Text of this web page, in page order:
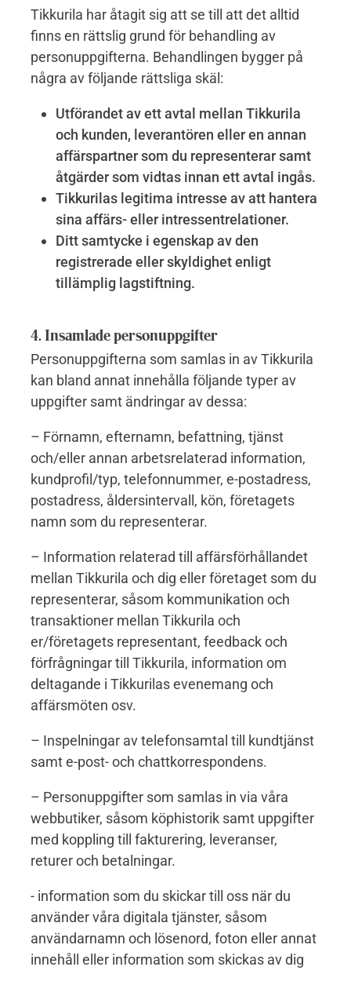
Tikkurila har åtagit sig att se till att det alltid
finns en rättslig grund för behandling av
personuppgifterna. Behandlingen bygger på
några av följande rättsliga skäl:
Utförandet av ett avtal mellan Tikkurila
och kunden, leverantören eller en annan
affärspartner som du representerar samt
åtgärder som vidtas innan ett avtal ingås.
Tikkurilas legitima intresse av att hantera
sina affärs- eller intressentrelationer.
Ditt samtycke i egenskap av den
registrerade eller skyldighet enligt
tillämplig lagstiftning.
4. Insamlade personuppgifter
Personuppgifterna som samlas in av Tikkurila
kan bland annat innehålla följande typer av
uppgifter samt ändringar av dessa:
– Förnamn, efternamn, befattning, tjänst
och/eller annan arbetsrelaterad information,
kundprofil/typ, telefonnummer, e-postadress,
postadress, åldersintervall, kön, företagets
namn som du representerar.
– Information relaterad till affärsförhållandet
mellan Tikkurila och dig eller företaget som du
representerar, såsom kommunikation och
transaktioner mellan Tikkurila och
er/företagets representant, feedback och
förfrågningar till Tikkurila, information om
deltagande i Tikkurilas evenemang och
affärsmöten osv.
– Inspelningar av telefonsamtal till kundtjänst
samt e-post- och chattkorrespondens.
– Personuppgifter som samlas in via våra
webbutiker, såsom köphistorik samt uppgifter
med koppling till fakturering, leveranser,
returer och betalningar.
- information som du skickar till oss när du
använder våra digitala tjänster, såsom
användarnamn och lösenord, foton eller annat
innehåll eller information som skickas av dig